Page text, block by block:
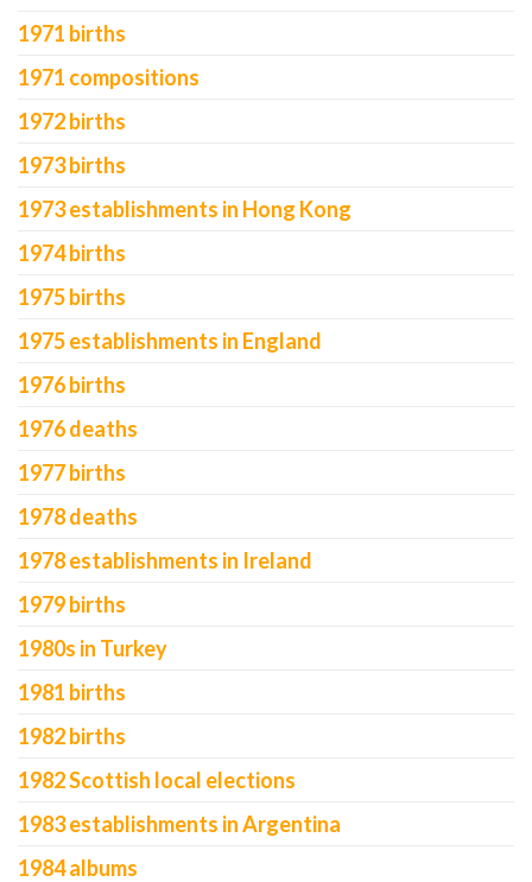
1971 births
1971 compositions
1972 births
1973 births
1973 establishments in Hong Kong
1974 births
1975 births
1975 establishments in England
1976 births
1976 deaths
1977 births
1978 deaths
1978 establishments in Ireland
1979 births
1980s in Turkey
1981 births
1982 births
1982 Scottish local elections
1983 establishments in Argentina
1984 albums